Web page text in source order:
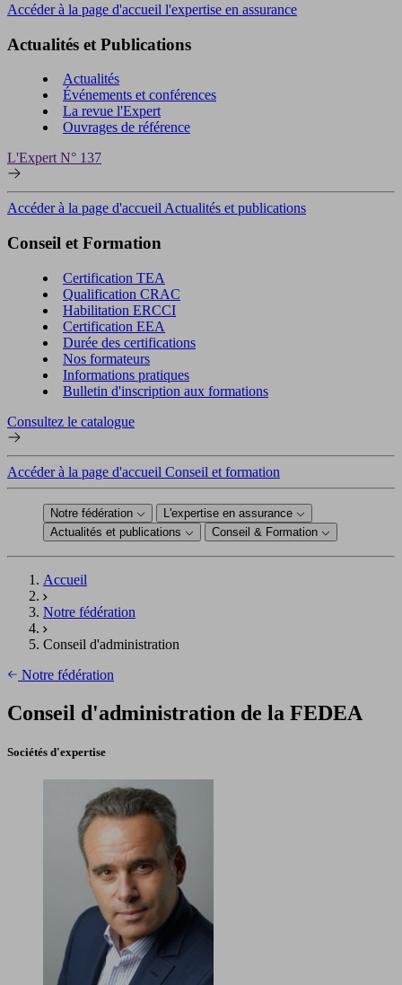
Accéder à la page d'accueil l'expertise en assurance
Actualités et Publications
Actualités
Événements et conférences
La revue l'Expert
Ouvrages de référence
L'Expert N° 137
Accéder à la page d'accueil Actualités et publications
Conseil et Formation
Certification TEA
Qualification CRAC
Habilitation ERCCI
Certification EEA
Durée des certifications
Nos formateurs
Informations pratiques
Bulletin d'inscription aux formations
Consultez le catalogue
Accéder à la page d'accueil Conseil et formation
Notre fédération
L'expertise en assurance
Actualités et publications
Conseil & Formation
Accueil
Notre fédération
Conseil d'administration
Notre fédération
Conseil d'administration de la FEDEA
Sociétés d'expertise